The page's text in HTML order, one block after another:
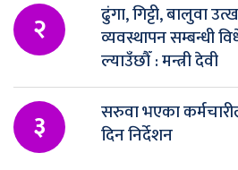
२
ढुंगा, गिट्टी, बालुवा
व्यवस्थापन सम्बन्धी
ल्याउँछौँ : मन्त्री देवी
३
सरुवा भएका
दिन निर्देशन